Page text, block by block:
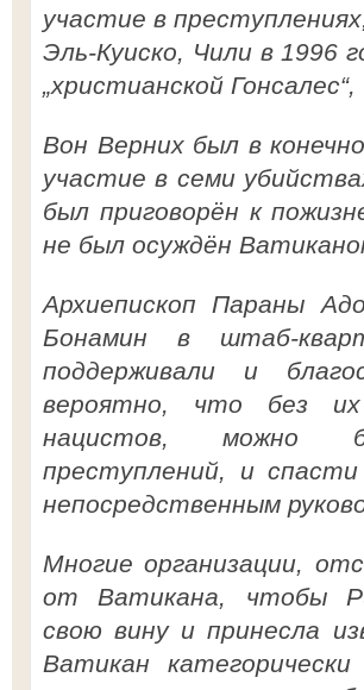
участие в
Эль-Куиско, Чили в 1996
„христианской
Вон Верних был в
участие в семи
был приговорён к
не был осуждён
Архиепископ Параны
Бонамин в штаб-
поддерживали и
вероятно, что без их
нацистов, можно
преступлений, и
непосредственным
Многие организации,
от Ватикана, чтобы
свою вину и принесла
Ватикан